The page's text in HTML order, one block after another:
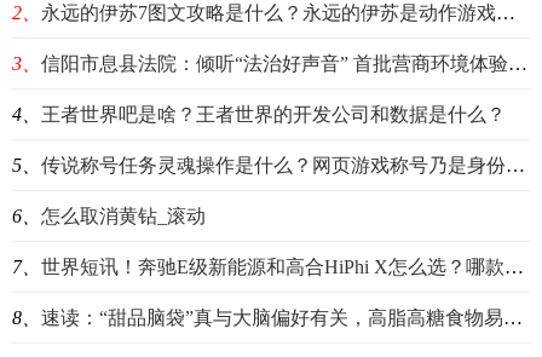
2、 永远的伊苏7图文攻略是什么？永远的伊苏是动作游戏吗？
3、 信阳市息县法院：倾听“法治好声音” 首批营商环境体验官“走马上任”|消息
4、 王者世界吧是啥？王者世界的开发公司和数据是什么？
5、 传说称号任务灵魂操作是什么？网页游戏称号乃是身份的象征吗？
6、 怎么取消黄钻_滚动
7、 世界短讯！奔驰E级新能源和高合HiPhi X怎么选？哪款车的优惠力度更大？
8、 速读：“甜品脑袋”真与大脑偏好有关，高脂高糖食物易“上瘾”原因揭示